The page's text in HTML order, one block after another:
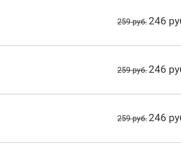
259 руб. 246
259 руб. 246
259 руб. 246